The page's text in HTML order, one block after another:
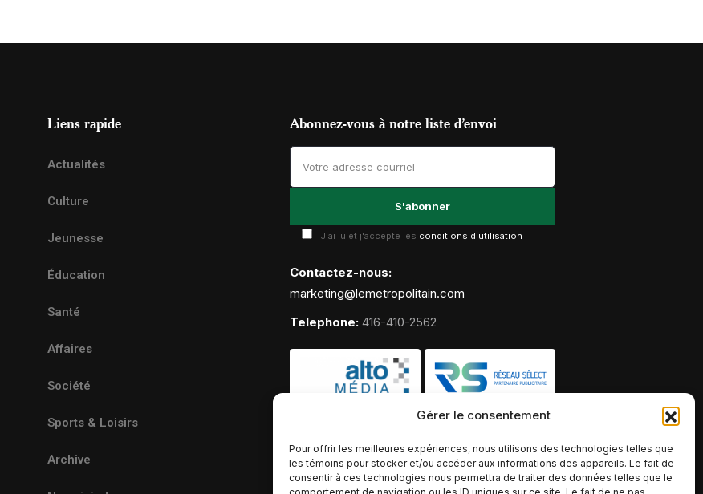
Gérer le consentement
Pour offrir les meilleures expériences, nous utilisons des technologies telles que
les témoins pour stocker et/ou accéder aux informations des appareils. Le fait de
consentir à ces technologies nous permettra de traiter des données telles que le
Liens rapide
Actualités
Culture
Jeunesse
Éducation
Santé
Affaires
Société
Sports & Loisirs
Archive
Abonnez-vous à notre liste d’envoi
J'ai lu et j'accepte les conditions d'utilisation
Contactez-nous:
marketing@lemetropolitain.com
Telephone: 416-410-2562